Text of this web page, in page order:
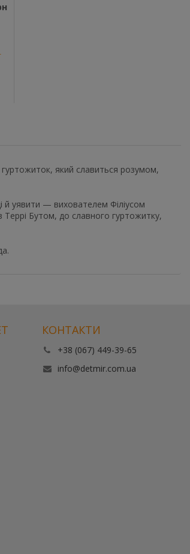
який славиться розумом,
й уявити — вихователем Філіусом
Бутом, до славного гуртожитку,
КОНТАКТИ
+38 (067) 449-39-65
info@detmir.com.ua